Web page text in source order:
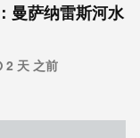
曼萨纳雷斯河水
2 天 之前